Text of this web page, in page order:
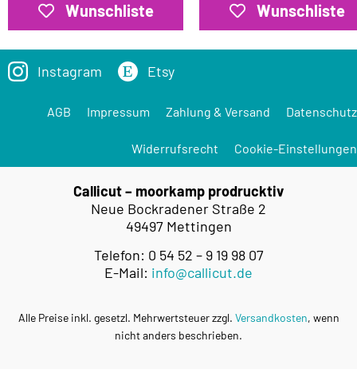
Wunschliste Wunschliste
Instagram Etsy
AGB Impressum Zahlung & Versand Datenschutz
Widerrufsrecht Cookie-Einstellungen
Callicut – moorkamp prodrucktiv
Neue Bockradener Straße 2
49497 Mettingen
Telefon: 0 54 52 – 9 19 98 07
E-Mail: info@callicut.de
Alle Preise inkl. gesetzl. Mehrwertsteuer zzgl. Versandkosten, wenn
nicht anders beschrieben.